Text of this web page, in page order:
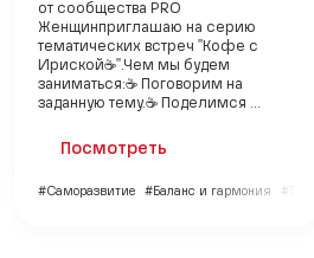
от сообщества PRO
Женщин приглашаю на серию
тематических встреч "Кофе с
Ириской☕". Чем мы будем
заниматься: ☕ Поговорим на
заданную тему. ☕ Поделимся ...
Посмотреть
#Саморазвитие #Баланс и гармония